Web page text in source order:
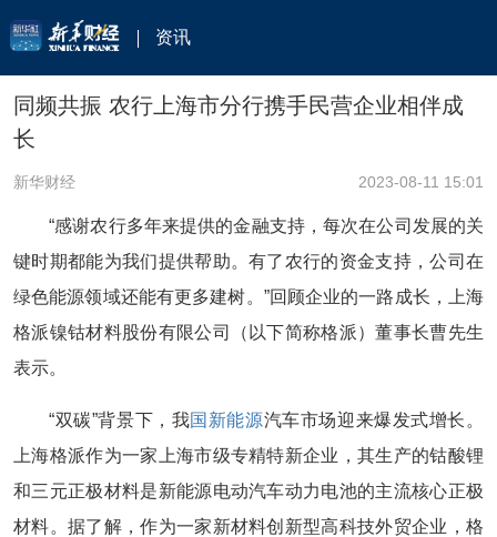
资讯
同频共振 农行上海市分行携手民营企业相伴成
长
新华财经 2023-08-11 15:01
“感谢农行多年来提供的金融支持，每次在公司发展的关
键时期都能为我们提供帮助。有了农行的资金支持，公司在
绿色能源领域还能有更多建树。”回顾企业的一路成长，上海
格派镍钴材料股份有限公司（以下简称格派）董事长曹先生
表示。
“双碳”背景下，我国新能源汽车市场迎来爆发式增长。
上海格派作为一家上海市级专精特新企业，其生产的钴酸锂
和三元正极材料是新能源电动汽车动力电池的主流核心正极
材料。据了解，作为一家新材料创新型高科技外贸企业，格